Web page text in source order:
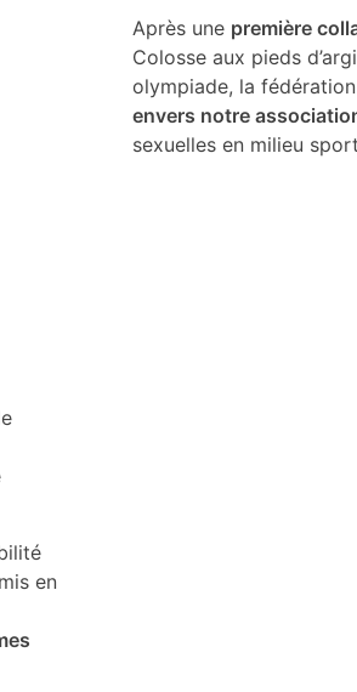
Après une première
Colosse aux pieds
olympiade, la
envers notre
sexuelles en milieu
mis en